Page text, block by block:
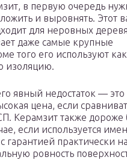
в первую очередь
и выровнять. Этот
для неровных
даже самые крупные
того его используют как
изоляцию.
явный недостаток — это
цена, если
Керамзит также дороже
если используется
практически
ровность